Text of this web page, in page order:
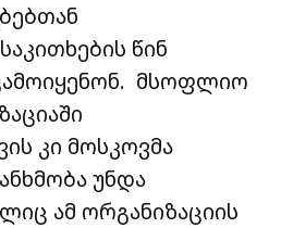
წინ
მსოფლიო
კი მოსკოვმა
უნდა
ამ ორგანიზაციის